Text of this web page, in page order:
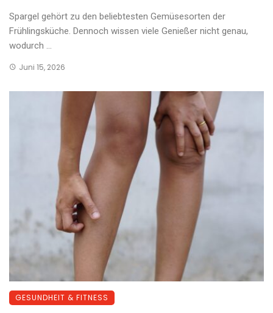
Spargel gehört zu den beliebtesten Gemüsesorten der
Frühlingsküche. Dennoch wissen viele Genießer nicht genau,
wodurch ...
Juni 15, 2026
GESUNDHEIT & FITNESS